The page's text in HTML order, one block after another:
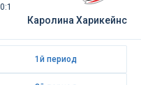
Каролина Харикейнс
1й период